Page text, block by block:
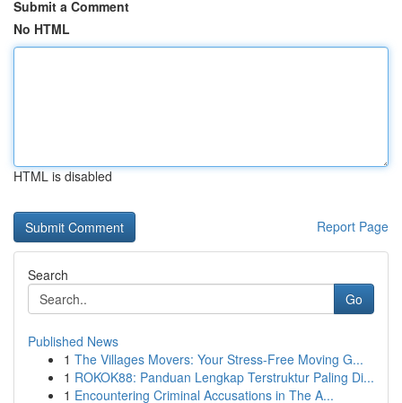
Submit a Comment
No HTML
HTML is disabled
Report Page
Search
Go
Published News
1 The Villages Movers: Your Stress-Free Moving G...
1 ROKOK88: Panduan Lengkap Terstruktur Paling Di...
1 Encountering Criminal Accusations in The A...